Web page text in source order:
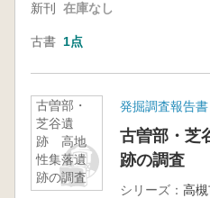
新刊 在庫なし
古書 1点
古曽部・
芝谷遺
跡 高地
性集落遺
跡の調査
発掘調査報告書
古曽部・芝
跡の調査
シリーズ： 高